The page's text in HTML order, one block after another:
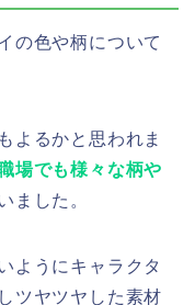
の色や柄について
よるかと思われま
場でも様々な柄や
ました。
ようにキャラクタ
ツヤツヤした素材